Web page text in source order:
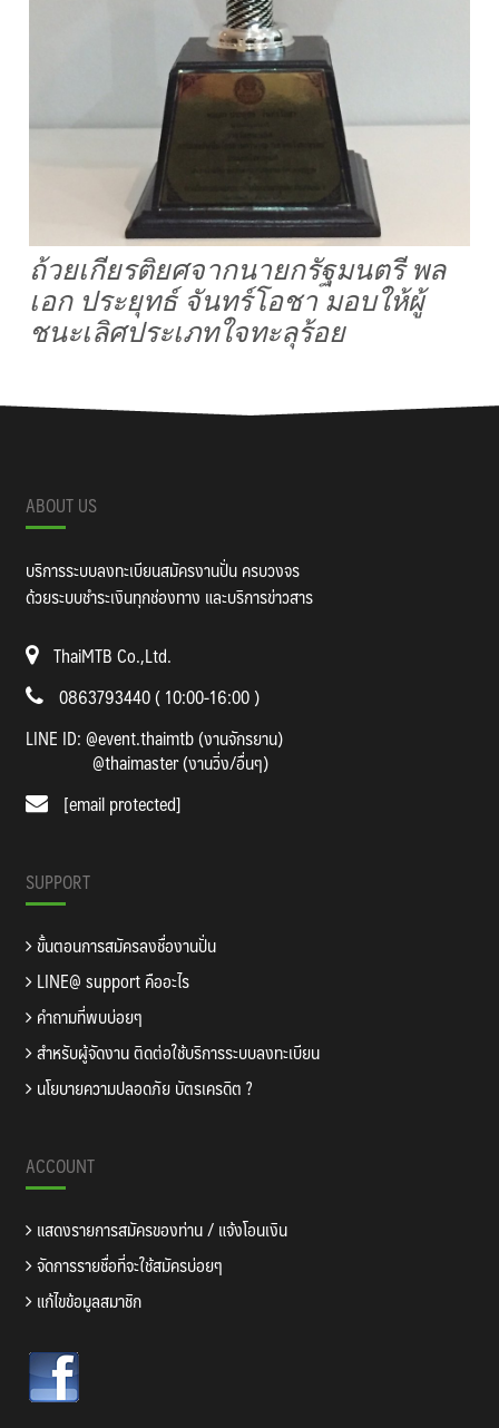
ถ้วยเกียรติยศจากนายกรัฐมนตรี พล
เอก ประยุทธ์ จันทร์โอชา มอบให้ผู้
ชนะเลิศประเภทใจทะลุร้อย
ABOUT US
บริการระบบลงทะเบียนสมัครงานปั่น ครบวงจร
ด้วยระบบชำระเงินทุกช่องทาง และบริการข่าวสาร
ThaiMTB Co.,Ltd.
0863793440 ( 10:00-16:00 )
LINE ID:@event.thaimtb (งานจักรยาน)
@thaimaster (งานวิ่ง/อื่นๆ)
[email protected]
SUPPORT
ขั้นตอนการสมัครลงชื่องานปั่น
LINE@ support คืออะไร
คำถามที่พบบ่อยๆ
สำหรับผู้จัดงาน ติดต่อใช้บริการระบบลงทะเบียน
นโยบายความปลอดภัย บัตรเครดิต ?
ACCOUNT
แสดงรายการสมัครของท่าน / แจ้งโอนเงิน
จัดการรายชื่อที่จะใช้สมัครบ่อยๆ
แก้ไขข้อมูลสมาชิก